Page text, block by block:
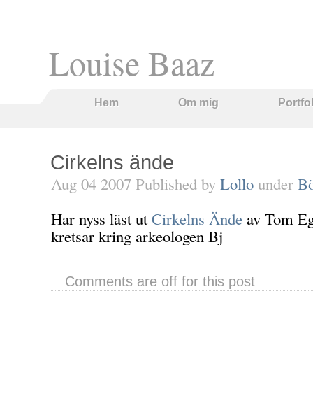
Louise Baaz
Hem Om mig
Cirkelns ände
Aug 04 2007 Published by Lollo under
Har nyss läst utCirkelns Ände av Tom
kretsar kring arkeologen Bj
Comments are off for this post